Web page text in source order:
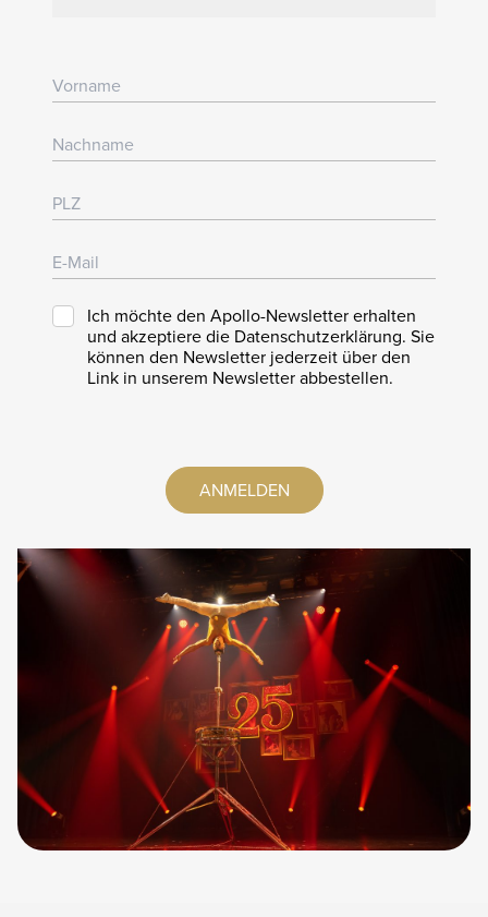
Ich möchte den Apollo-Newsletter erhalten
und akzeptiere die Datenschutzerklärung. Sie
können den Newsletter jederzeit über den
Link in unserem Newsletter abbestellen.
ANMELDEN